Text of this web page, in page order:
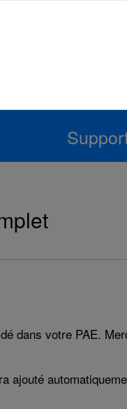
dans votre PAE.
ajouté